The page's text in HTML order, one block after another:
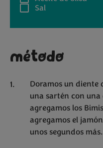
Sal
método
Doramos un diente
una sartén con
agregamos los
agregamos el
unos segundos más.